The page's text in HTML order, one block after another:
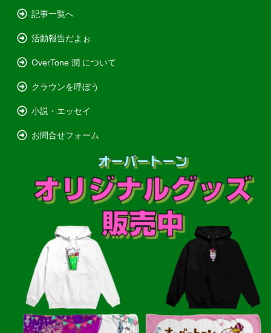
記事一覧へ
活動報告だよぉ
OverTone 潤 について
クラウンを呼ぼう
小説・エッセイ
お問合せフォーム